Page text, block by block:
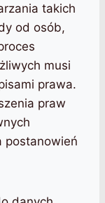
takich
od osób,
musi
prawa.
praw
postanowień